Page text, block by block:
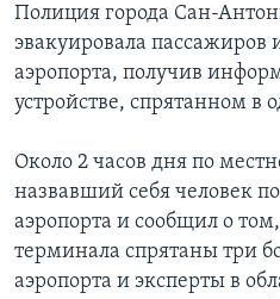
Полиция города Сан-
эвакуировала пассажиров
аэропорта, получив
устройстве, спрятанном в
Около 2 часов дня по
назвавший себя человек
аэропорта и сообщил о
терминала спрятаны три
аэропорта и эксперты в